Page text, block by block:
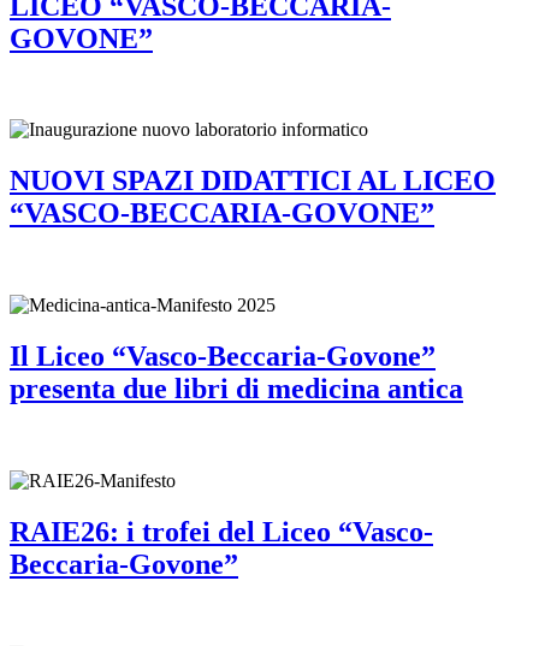
GOVONE”
NUOVI SPAZI DIDATTICI AL LICEO
“VASCO-BECCARIA-GOVONE”
Il Liceo “Vasco-Beccaria-Govone”
presenta due libri di medicina antica
RAIE26: i trofei del Liceo “Vasco-
Beccaria-Govone”